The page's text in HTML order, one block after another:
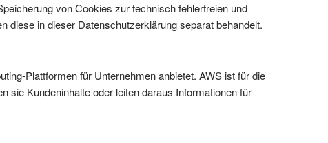
von Cookies zur technisch fehlerfreien und
diese in dieser Datenschutzerklärung separat behandelt.
Plattformen für Unternehmen anbietet. AWS ist für die
sie Kundeninhalte oder leiten daraus Informationen für